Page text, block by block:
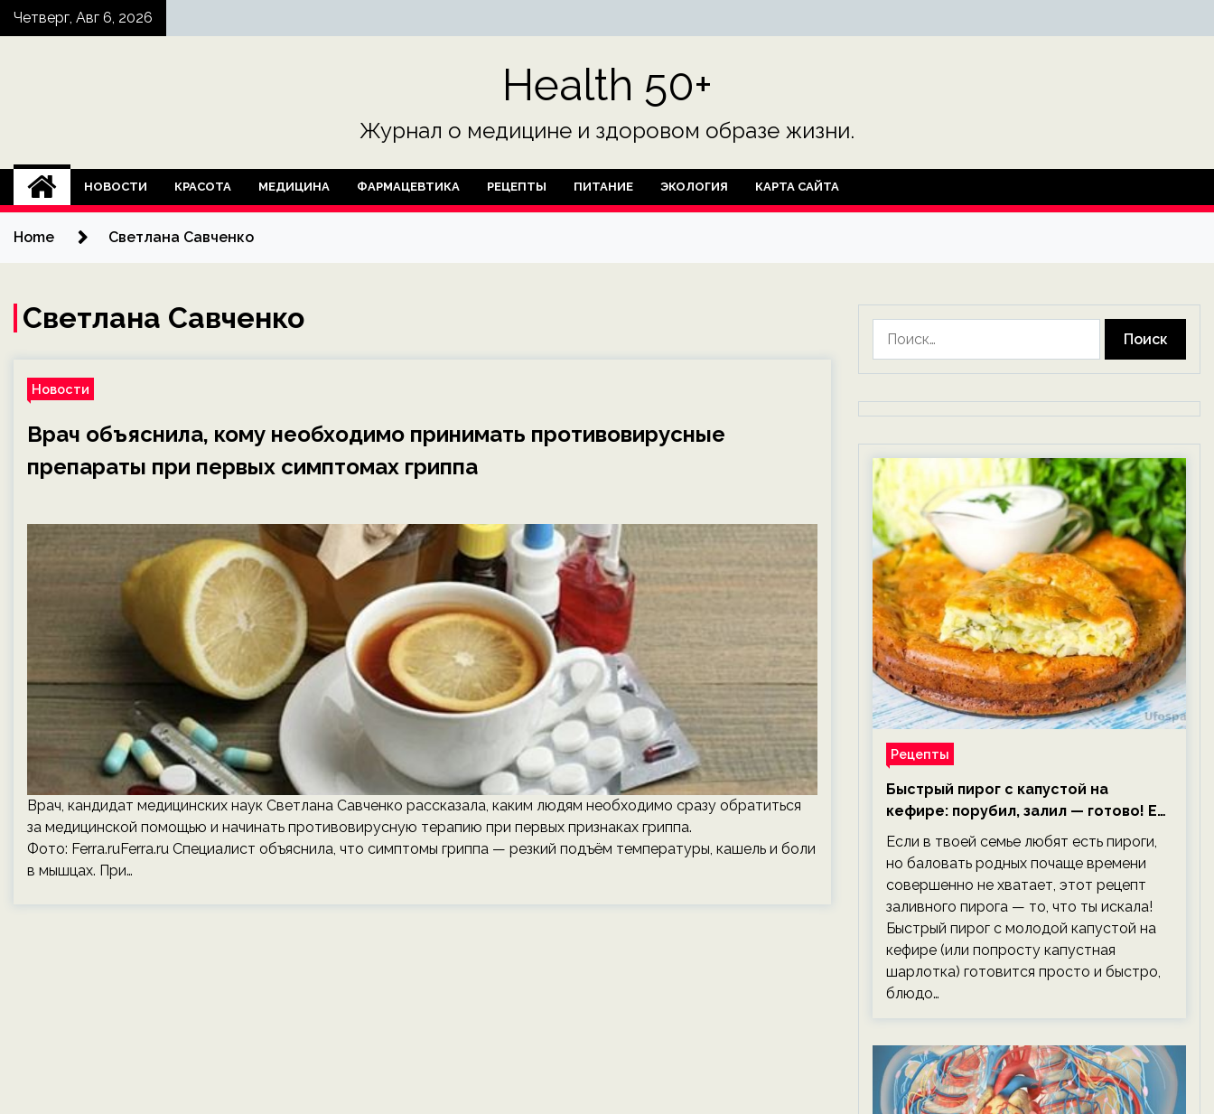
SkipЧетверг, Авг 6, 2026
Health 50+
Журнал о медицине и здоровом образе жизни.
НОВОСТИ КРАСОТА МЕДИЦИНА ФАРМАЦЕВТИКА РЕЦЕПТЫ ПИТАНИЕ ЭКОЛОГИЯ КАРТА САЙТА
Home Светлана Савченко
Светлана Савченко
Новости
Врач объяснила, кому необходимо принимать противовирусные
препараты при первых симптомах гриппа
Врач, кандидат медицинских наук Светлана Савченко рассказала, каким людям необходимо сразу обратиться
за медицинской помощью и начинать противовирусную терапию при первых признаках гриппа.
Фото: Ferra.ruFerra.ru Специалист объяснила, что симптомы гриппа — резкий подъём температуры, кашель и боли
в мышцах. При…
Рецепты
Быстрый пирог с капустой на
кефире: порубил, залил — готово! Ем,
не тревожась о фигуре!
Если в твоей семье любят есть пироги,
но баловать родных почаще времени
совершенно не хватает, этот рецепт
заливного пирога — то, что ты искала!
Быстрый пирог с молодой капустой на
кефире (или попросту капустная
шарлотка) готовится просто и быстро,
блюдо…